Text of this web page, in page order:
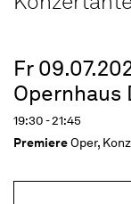
Fr
Opernhaus
19:30 - 21:45
PremiereOper,